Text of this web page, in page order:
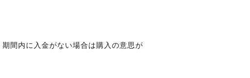
間内に入金がない場合は購入の意思が